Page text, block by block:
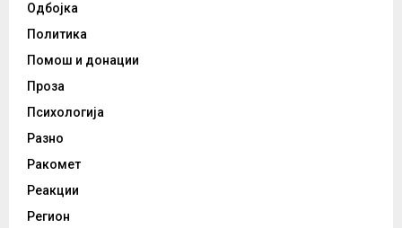
Одбојка
Политика
Помош и донации
Проза
Психологија
Разно
Ракомет
Реакции
Регион